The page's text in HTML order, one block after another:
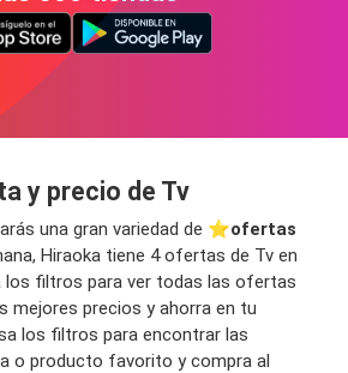
y precio de Tv
una gran variedad de ⭐️ofertas
Hiraoka tiene 4 ofertas de Tv en
los filtros para ver todas las ofertas
mejores precios y ahorra en tu
los filtros para encontrar las
o producto favorito y compra al